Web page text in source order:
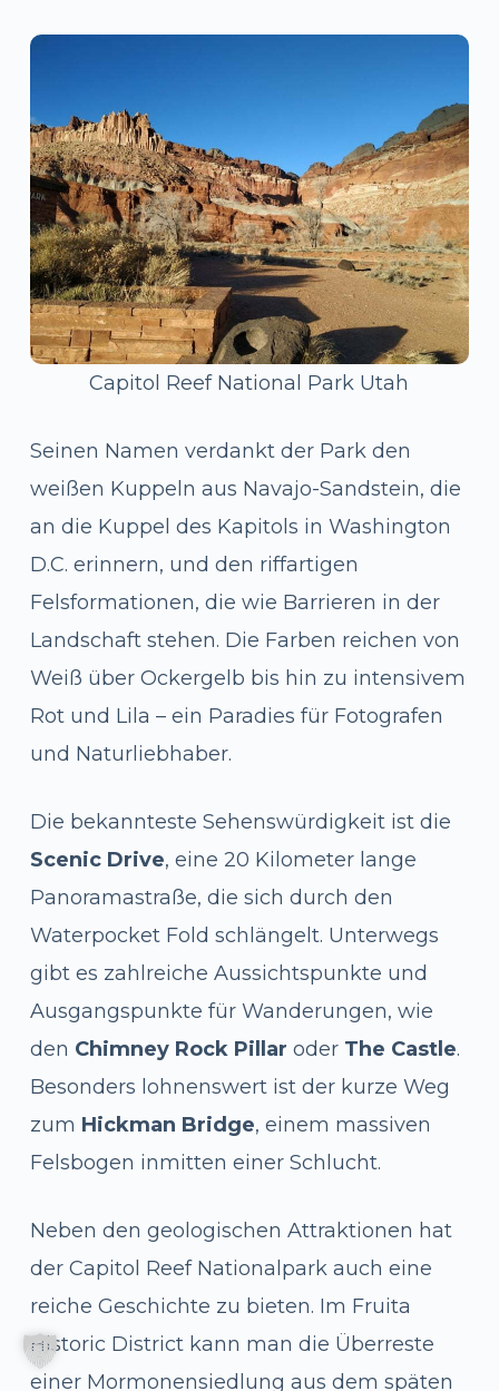
Capitol Reef National Park Utah
Seinen Namen verdankt der Park den
weißen Kuppeln aus Navajo-Sandstein, die
an die Kuppel des Kapitols in Washington
D.C. erinnern, und den riffartigen
Felsformationen, die wie Barrieren in der
Landschaft stehen. Die Farben reichen von
Weiß über Ockergelb bis hin zu intensivem
Rot und Lila – ein Paradies für Fotografen
und Naturliebhaber.
Die bekannteste Sehenswürdigkeit ist die
Scenic Drive, eine 20 Kilometer lange
Panoramastraße, die sich durch den
Waterpocket Fold schlängelt. Unterwegs
gibt es zahlreiche Aussichtspunkte und
Ausgangspunkte für Wanderungen, wie
den Chimney Rock Pillar oder The Castle.
Besonders lohnenswert ist der kurze Weg
zum Hickman Bridge, einem massiven
Felsbogen inmitten einer Schlucht.
Neben den geologischen Attraktionen hat
der Capitol Reef Nationalpark auch eine
reiche Geschichte zu bieten. Im Fruita
Historic District kann man die Überreste
einer Mormonensiedlung aus dem späten